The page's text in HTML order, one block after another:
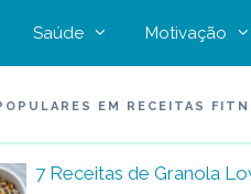
Saúde Motivação
EM RECEITAS
7 Receitas de Granola